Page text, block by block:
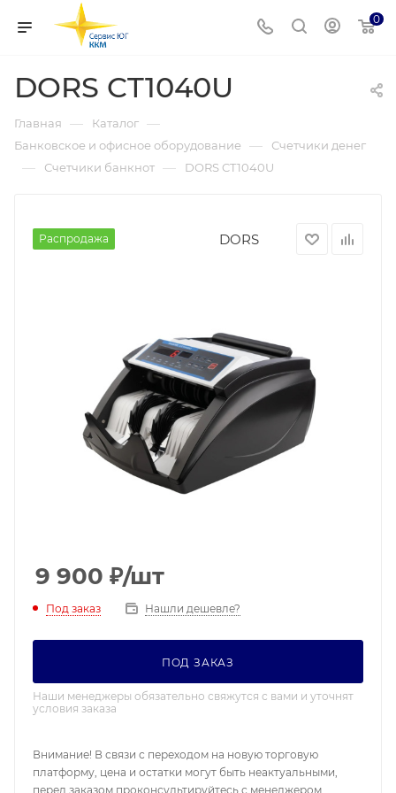
0
DORS CT1040U
Главная — Каталог —
Банковское и офисное оборудование — Счетчики денег
— Счетчики банкнот — DORS CT1040U
Распродажа DORS
9 900 ₽/шт
Под заказ Нашли дешевле?
ПОД ЗАКАЗ
Наши менеджеры обязательно свяжутся с вами и уточнят
условия заказа
Внимание! В связи с переходом на новую торговую
платформу, цена и остатки могут быть неактуальными,
перед заказом проконсультируйтесь с менеджером